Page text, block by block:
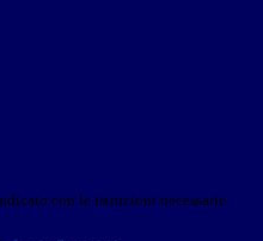
con le istruzioni necessarie.